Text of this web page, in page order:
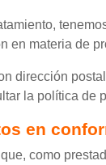
en materia de
dirección
la política de
en
como